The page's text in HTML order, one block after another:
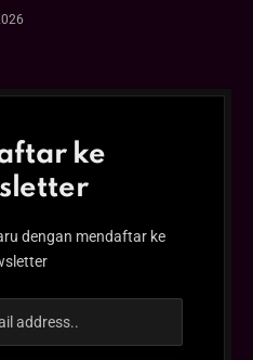
ke
dengan mendaftar ke